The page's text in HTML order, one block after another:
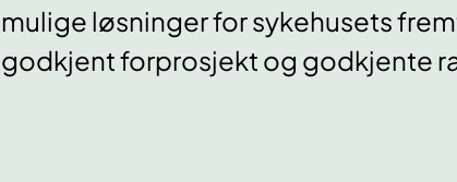
mulige løsninger for sykehusets
godkjent forprosjekt og godkjente